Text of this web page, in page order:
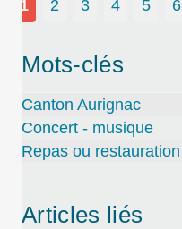
1 2 3 4 5 6
Mots-clés
Canton Aurignac
Concert - musique
Repas ou restauration
Articles liés